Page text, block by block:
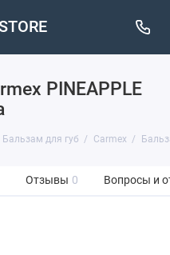
PINEAPPLE
Бальзам для губ Carmex
Отзывы 0 Вопросы и